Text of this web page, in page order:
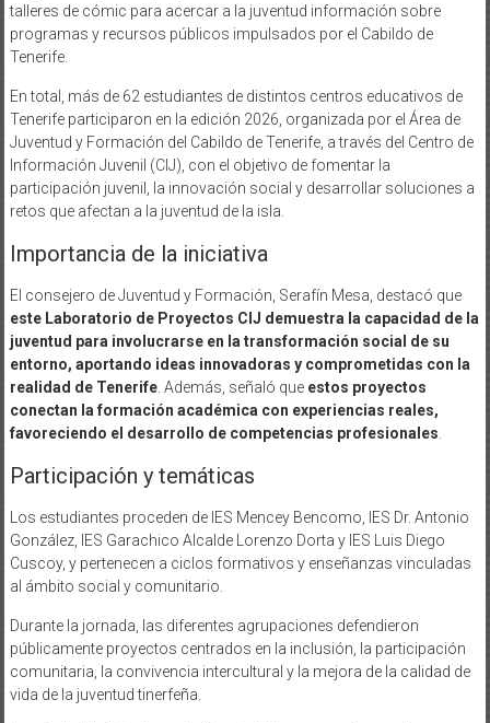
talleres de cómic para acercar a la juventud información sobre
programas y recursos públicos impulsados por el Cabildo de
Tenerife.
En total, más de 62 estudiantes de distintos centros educativos de
Tenerife participaron en la edición 2026, organizada por el Área de
Juventud y Formación del Cabildo de Tenerife, a través del Centro de
Información Juvenil (CIJ), con el objetivo de fomentar la
participación juvenil, la innovación social y desarrollar soluciones a
retos que afectan a la juventud de la isla.
Importancia de la iniciativa
El consejero de Juventud y Formación, Serafín Mesa, destacó que
este Laboratorio de Proyectos CIJ demuestra la capacidad de la
juventud para involucrarse en la transformación social de su
entorno, aportando ideas innovadoras y comprometidas con la
realidad de Tenerife. Además, señaló que estos proyectos
conectan la formación académica con experiencias reales,
favoreciendo el desarrollo de competencias profesionales
Participación y temáticas
Los estudiantes proceden de IES Mencey Bencomo, IES Dr. Antonio
González, IES Garachico Alcalde Lorenzo Dorta y IES Luis Diego
Cuscoy, y pertenecen a ciclos formativos y enseñanzas vinculadas
al ámbito social y comunitario.
Durante la jornada, las diferentes agrupaciones defendieron
públicamente proyectos centrados en la inclusión, la participación
comunitaria, la convivencia intercultural y la mejora de la calidad de
vida de la juventud tinerfeña.